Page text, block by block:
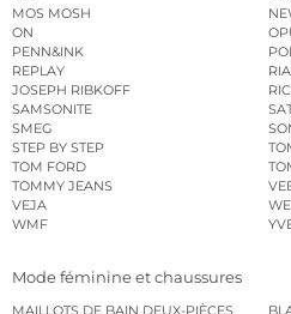
MOS MOSH
ON
PENN&INK
REPLAY
JOSEPH RIBKOFF
SAMSONITE
SMEG
STEP BY STEP
TOM FORD
TOMMY JEANS
VEJA
WMF
Mode féminine et chaussures